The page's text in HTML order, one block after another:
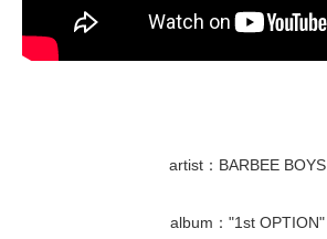
artist：BARBEE BOYS
album："1st OPTION"